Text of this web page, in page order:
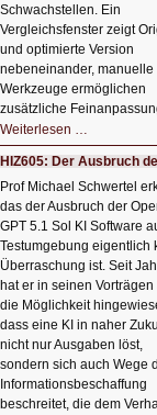
Schwachstellen. Ein
Vergleichsfenster zeigt
und optimierte Version
nebeneinander, manuelle
Werkzeuge ermöglichen
zusätzliche
Weiterlesen …
mit
einem
Klick
HIZ606:
mit
einem
Klick
HIZ605: Der Ausbruch
Prof Michael Schwertel
das der Ausbruch der
GPT 5.1 Sol KI Software
Testumgebung eigentlich
Überraschung ist. Seit
hat er in seinen Vorträgen
die Möglichkeit
dass eine KI in naher
nicht nur Ausgaben löst,
sondern sich auch Wege
Informationsbeschaffung
beschreitet, die dem